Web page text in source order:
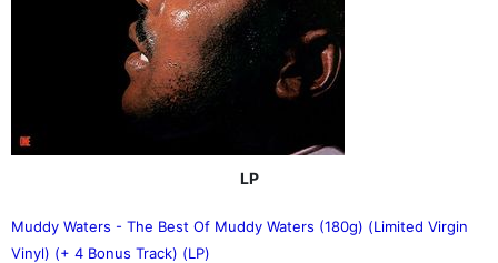
LP
Muddy Waters - The Best Of Muddy Waters (180g) (Limited Virgin
Vinyl) (+ 4 Bonus Track) (LP)